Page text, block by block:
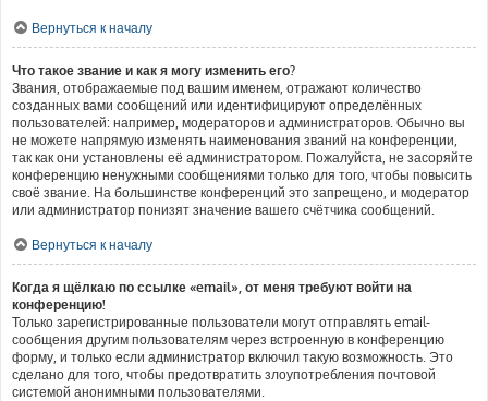
Вернуться к началу
Что такое звание и как я могу изменить его?
Звания, отображаемые под вашим именем, отражают количество
созданных вами сообщений или идентифицируют определённых
пользователей: например, модераторов и администраторов. Обычно вы
не можете напрямую изменять наименования званий на конференции,
так как они установлены её администратором. Пожалуйста, не засоряйте
конференцию ненужными сообщениями только для того, чтобы повысить
своё звание. На большинстве конференций это запрещено, и модератор
или администратор понизят значение вашего счётчика сообщений.
Вернуться к началу
Когда я щёлкаю по ссылке «email», от меня требуют войти на
конференцию!
Только зарегистрированные пользователи могут отправлять email-
сообщения другим пользователям через встроенную в конференцию
форму, и только если администратор включил такую возможность. Это
сделано для того, чтобы предотвратить злоупотребления почтовой
системой анонимными пользователями.